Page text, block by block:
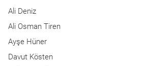
Ali Deniz
Ali Osman Tiren
Ayşe Hüner
Davut Kösten